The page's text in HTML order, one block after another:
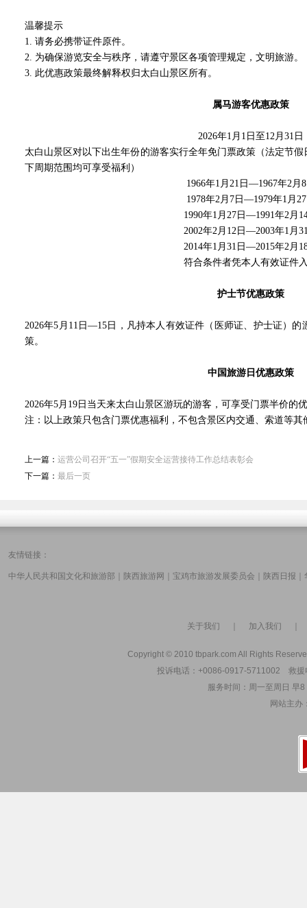
温馨提示
1. 请务必携带证件原件。
2. 为确保游览安全与秩序，请遵守景区各项管理规定，文明旅游。
3. 此优惠政策最终解释权归太白山景区所有。
属马游客优惠政策
2026年1月1日至12月31日
太白山景区对以下出生年份的游客实行全年免门票政策（法定节
下周期范围均可享受福利）
1966年1月21日—1967年2月
1978年2月7日—1979年1月
1990年1月27日—1991年2月
2002年2月12日—2003年1月
2014年1月31日—2015年2月
符合条件者凭本人有效证件
护士节优惠政策
2026年5月11日—15日，凡持本人有效证件（医师证、护士证）
策。
中国旅游日优惠政策
2026年5月19日当天来太白山景区游玩的游客，可享受门票半价的
注：以上政策只包含门票优惠福利，不包含景区内交通、索道等其
上一篇： 运营公司召开“五一”假期安全运营接待工作总结表彰会
下一篇： 最后一页
友情链接：
中华人民共和国文化和旅游部 陕西旅游网 宝鸡市旅游发展委员会 陕西日报
关于我们 加入我们
Copyright © 2010 tbpark.com All Rights
投诉电话：+0086-0917-5711002 救
服务时间：周一至周日 早
网站主办